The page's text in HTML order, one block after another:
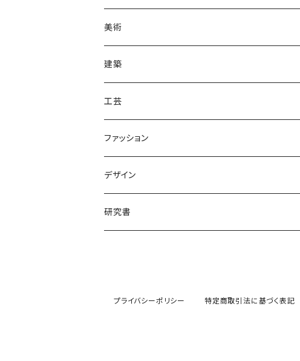
国内
海外
美術
建築
工芸
ファッション
デザイン
研究書
プライバシーポリシー 特定商取引法に基づく表記